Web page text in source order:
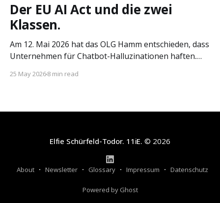
Der EU AI Act und die zwei
Klassen.
Am 12. Mai 2026 hat das OLG Hamm entschieden, dass
Unternehmen für Chatbot-Halluzinationen haften.
Verteilung von Spielraum.
25 May 20268 min read
Elfie Schürfeld-Todor. 11iE. © 2026
About Newsletter Glossary Impressum Datenschutz
Powered by Ghost